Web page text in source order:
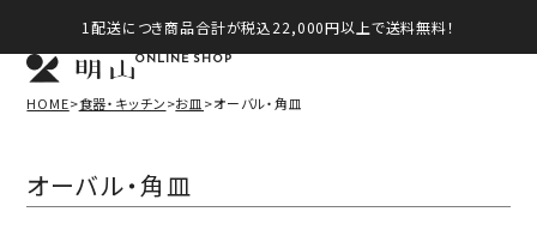
1配送につき商品合計が税込22,000円以上で送料無料！
ONLINE SHOP
HOME 食器・キッチン お皿 オーバル・角皿
オーバル・角皿